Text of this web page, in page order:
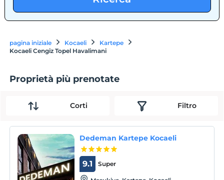
pagina iniziale Kocaeli
Kartepe
Kocaeli Cengiz Topel Havalimani
Proprietà più prenotate
Corti Filtro
Dedeman Kartepe Kocaeli
Super
9.1